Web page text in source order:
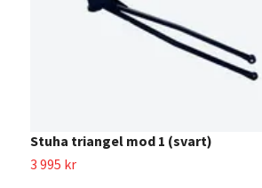
Stuha triangel mod 1 (svart)
3 995 kr